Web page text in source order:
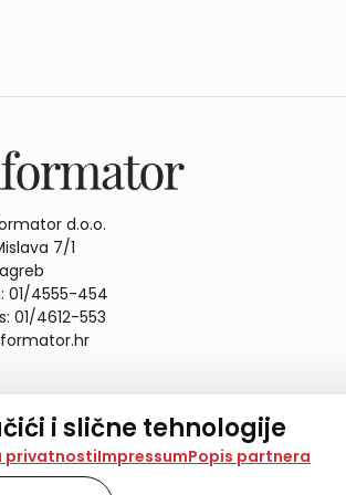
i slične tehnologije
web stranici koristimo kolačiće i slične
promet na stranici te prikazujemo
privatnostiImpressumPopis partnera
d.o.o.
7/1
01/4555-454
01/4612-553